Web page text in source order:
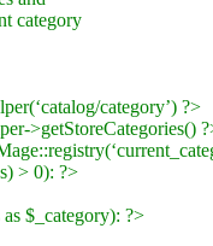
category
category’) ?>
>getStoreCategories()
> 0): ?>
$_category): ?>